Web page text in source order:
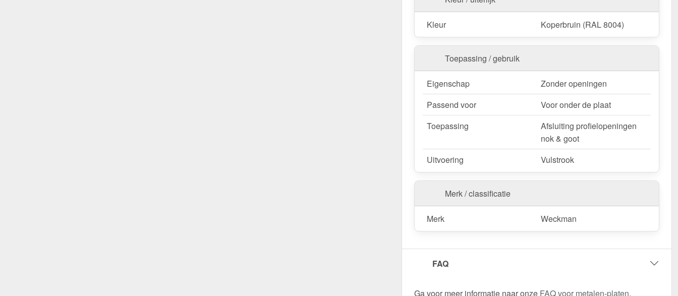
Kleur Koperbruin (RAL 8004)
Toepassing / gebruik
Eigenschap
Zonder openingen
Passend voor
Voor onder de plaat
Toepassing
Afsluiting profielopeningen
nok & goot
Uitvoering
Vulstrook
Merk / classificatie
Merk Weckman
FAQ
Ga voor meer informatie naar onze FAQ voor metalen-platen.